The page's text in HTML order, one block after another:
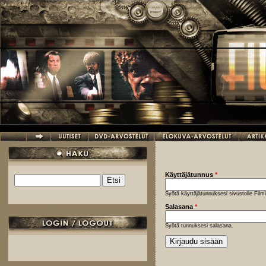
Hyppää pääsisältöön
Hakulomake
Käyttäjätunnus *
Syötä käyttäjätunnuksesi sivustolle
Salasana *
Syötä tunnuksesi salasana.